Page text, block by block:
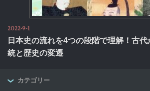
2022-9-1
日本史の流れを4つの段階で理解！古
統と歴史の変遷
カテゴリー